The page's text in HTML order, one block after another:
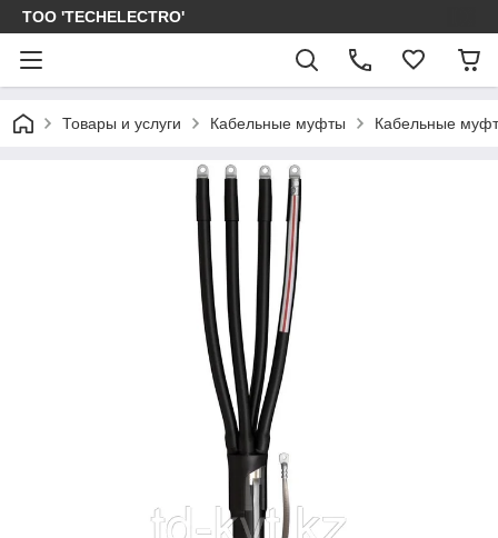
ТОО 'TECHELECTRO'
Товары и услуги Кабельные муфты Кабельные